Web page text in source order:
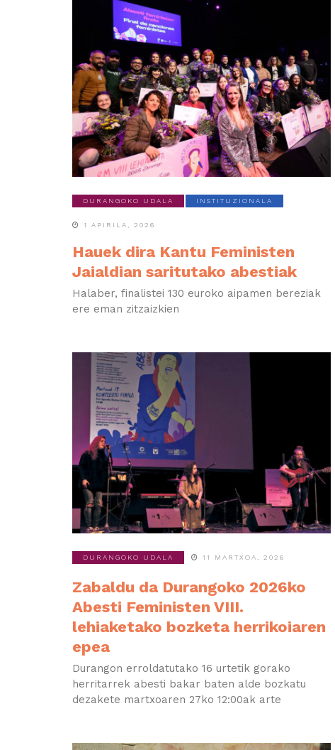
DURANGOKO UDALA INSTITUZIONALA
1 APIRILA, 2026
Hauek dira Kantu Feministen
Jaialdian saritutako abestiak
Halaber, finalistei 130 euroko aipamen bereziak
ere eman zitzaizkien
DURANGOKO UDALA 11 MARTXOA, 2026
Zabaldu da Durangoko 2026ko
Abesti Feministen VIII.
lehiaketako bozketa herrikoiaren
epea
Durangon erroldatutako 16 urtetik gorako
herritarrek abesti bakar baten alde bozkatu
dezakete martxoaren 27ko 12:00ak arte